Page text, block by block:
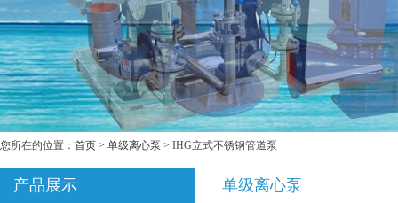
您所在的位置： 首页 > 单级离心泵 > IHG立式不锈钢管道泵
产品展示 单级离心泵